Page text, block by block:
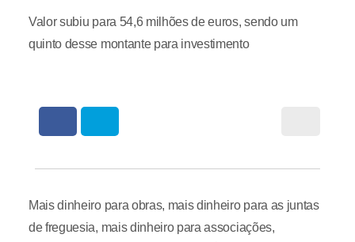
Valor subiu para 54,6 milhões de euros, sendo um
quinto desse montante para investimento
Mais dinheiro para obras, mais dinheiro para as juntas
de freguesia, mais dinheiro para associações,